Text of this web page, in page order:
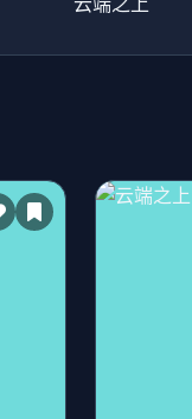
云端之上